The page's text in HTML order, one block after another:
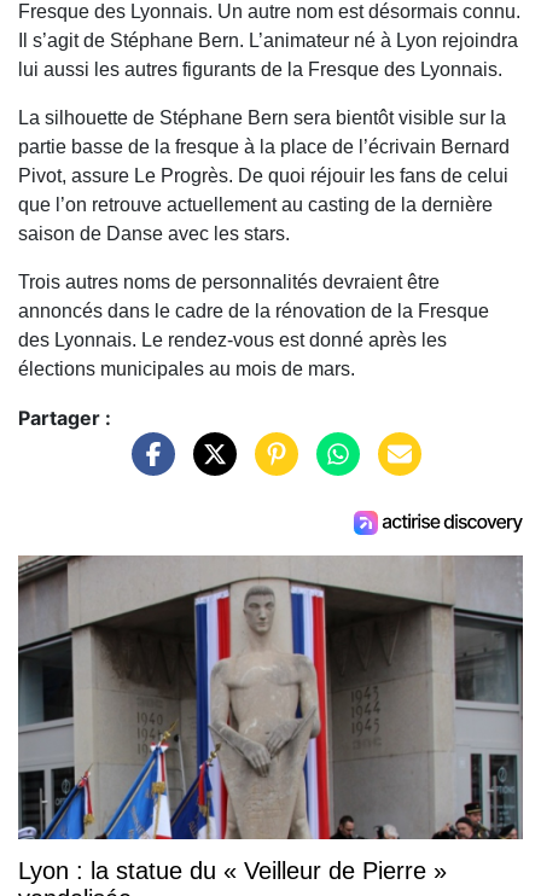
Fresque des Lyonnais. Un autre nom est désormais connu.
Il s’agit de Stéphane Bern. L’animateur né à Lyon rejoindra
lui aussi les autres figurants de la Fresque des Lyonnais.
La silhouette de Stéphane Bern sera bientôt visible sur la
partie basse de la fresque à la place de l’écrivain Bernard
Pivot, assure Le Progrès. De quoi réjouir les fans de celui
que l’on retrouve actuellement au casting de la dernière
saison de Danse avec les stars.
Trois autres noms de personnalités devraient être
annoncés dans le cadre de la rénovation de la Fresque
des Lyonnais. Le rendez-vous est donné après les
élections municipales au mois de mars.
Partager :
Lyon : la statue du « Veilleur de Pierre »